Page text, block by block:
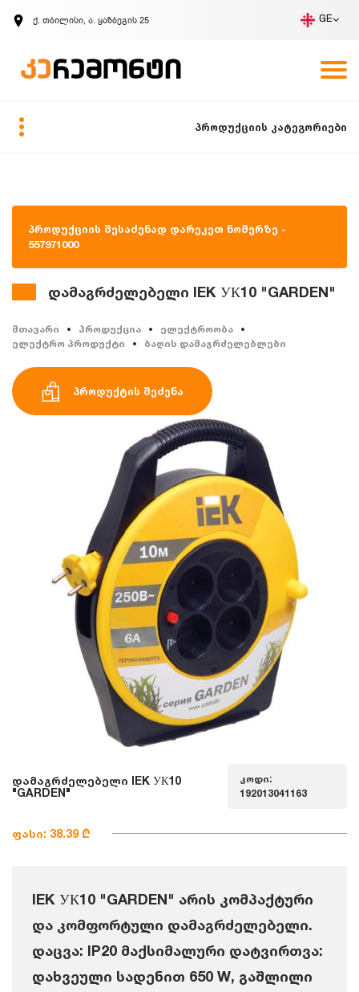
ქ. თბილისი, ა. ყაზბეგის 25 GE
ზარის მოთხოვნა
პროდუქციის კატეგორიები
პროდუქციის შესაძენად დარეკეთ ნომერზე -
557971000
დამაგრძელებელი IEK УК10 "GARDEN"
მთავარი პროდუქცია
ელექტროობა
ელექტრო პროდუქტი
ბაღის დამაგრძელებლები
პროდუქტის შეძენა
დამაგრძელებელი IEK УК10
"GARDEN"
კოდი:
192013041163
ფასი: 38.39 ₾
IEK УК10 "GARDEN" არის კომპაქტური
და კომფორტული დამაგრძელებელი.
დაცვა: IP20 მაქსიმალური დატვირთვა:
დახვეული სადენით 650 W, გაშლილი